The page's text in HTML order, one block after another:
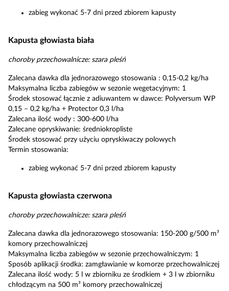
zabieg wykonać 5-7 dni przed zbiorem kapusty
Kapusta głowiasta biała
choroby przechowalnicze: szara pleśń
Zalecana dawka dla jednorazowego stosowania : 0,15-0,2 kg/ha
Maksymalna liczba zabiegów w sezonie wegetacyjnym: 1
Środek stosować łącznie z adiuwantem w dawce: Polyversum WP
0,15 – 0,2 kg/ha + Protector 0,3 l/ha
Zalecana ilość wody : 300-600 l/ha
Zalecane opryskiwanie: średniokropliste
Środek stosować przy użyciu opryskiwaczy polowych
Termin stosowania:
zabieg wykonać 5-7 dni przed zbiorem kapusty
Kapusta głowiasta czerwona
choroby przechowalnicze: szara pleśń
Zalecana dawka dla jednorazowego stosowania: 150-200 g/500 m³
komory przechowalniczej
Maksymalna liczba zabiegów w sezonie przechowalniczym: 1
Sposób aplikacji środka: zamgławianie w komorze przechowalniczej
Zalecana ilość wody: 5 l w zbiorniku ze środkiem + 3 l w zbiorniku
chłodzącym na 500 m³ komory przechowalniczej